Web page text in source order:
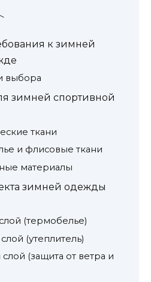
к зимней
выбора
зимней спортивной
ткани
и флисовые ткани
материалы
зимней одежды
(термобелье)
(утеплитель)
(защита от ветра и